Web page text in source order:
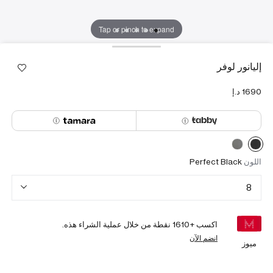
Tap or pinch to expand
إليانور لوفر
اللون Perfect Black
8
ميوز
اكسب +1610 نقطة من خلال عملية الشراء هذه.
انضم الآن